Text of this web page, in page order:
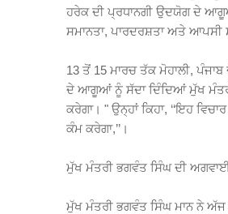
ਹਰੇਕ ਦੀ ਪ੍ਰਧਾਨਗੀ ਉਦਯੋਗ ਦੇ ਆਗੂਆਂ
ਸਮਾਨਤਾ, ਪਾਰਦਰਸ਼ਤਾ ਅਤੇ ਆਪਸੀ
13 ਤੋਂ 15 ਮਾਰਚ ਤੱਕ ਮੋਹਾਲੀ,
ਦੇ ਆਗੂਆਂ ਨੂੰ ਸੱਦਾ ਦਿੰਦਿਆਂ ਮੁੱਖ
ਕਰੇਗਾ। " ਉਨ੍ਹਾਂ ਕਿਹਾ, ‘‘ਇਹ
ਕੰਮ ਕਰੇਗਾ,’’।
ਮੁੱਖ ਮੰਤਰੀ ਭਗਵੰਤ ਸਿੰਘ ਦੀ
ਮੁੱਖ ਮੰਤਰੀ ਭਗਵੰਤ ਸਿੰਘ ਮਾਨ ਨੇ